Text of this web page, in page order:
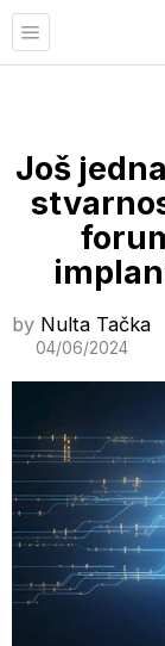
Još
by Nulta Tačka
04/06/2024